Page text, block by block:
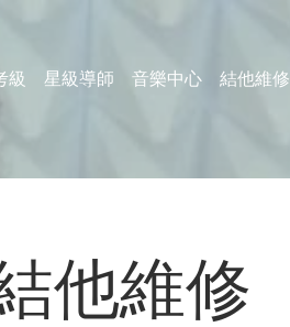
級 星級導師 音樂中心 結他維修
他維修